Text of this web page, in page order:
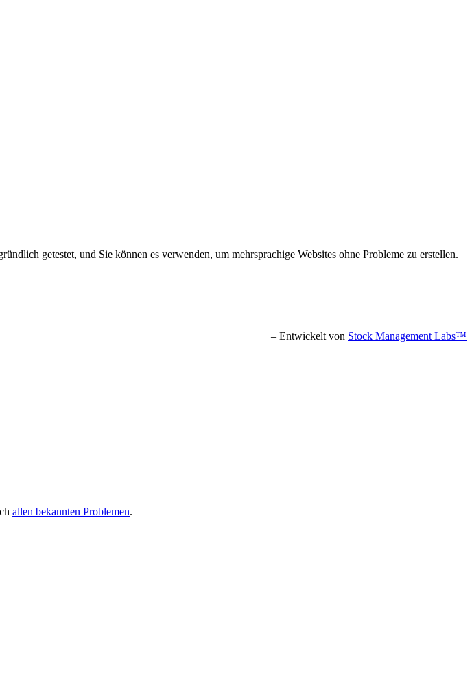
getestet, und Sie können es verwenden, um mehrsprachige Websites ohne Probleme zu erstellen.
– Entwickelt von Stock Management Labs™
allen bekannten Problemen.